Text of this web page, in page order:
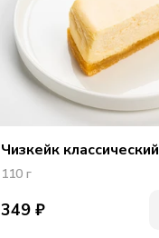
Чизкейк классический
110 г
349 ₽